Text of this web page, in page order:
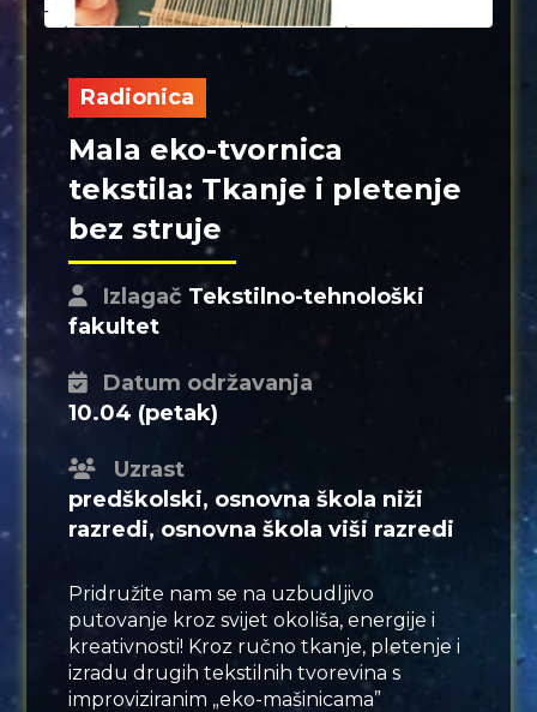
Radionica
Mala eko-tvornica
tekstila: Tkanje i pletenje
bez struje
Izlagač Tekstilno-tehnološki
fakultet
Datum održavanja
10.04 (petak)
Uzrast
predškolski, osnovna škola niži
razredi, osnovna škola viši razredi
Pridružite nam se na uzbudljivo
putovanje kroz svijet okoliša, energije i
kreativnosti! Kroz ručno tkanje, pletenje i
izradu drugih tekstilnih tvorevina s
improviziranim „eko-mašinicama”